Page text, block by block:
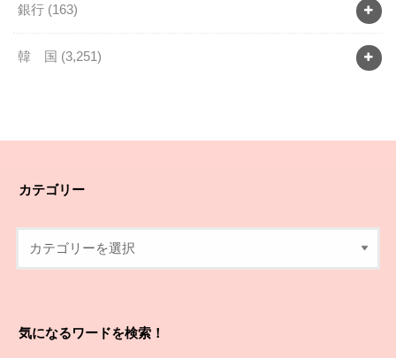
銀行 (163)
韓 国 (3,251)
カテゴリー
気になるワードを検索！